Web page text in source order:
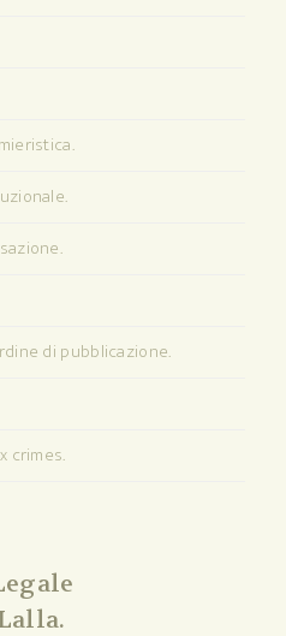
di pubblicazione.
crimes.